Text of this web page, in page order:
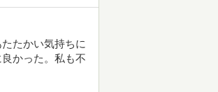
たかい気持ちに
かった。私も不